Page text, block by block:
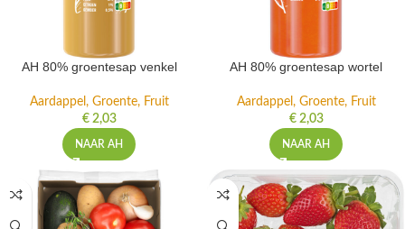
AH 80% groentesap venkel
Aardappel, Groente, Fruit
€2,03
NAAR AH
AH 80% groentesap wortel
Aardappel, Groente, Fruit
€2,03
NAAR AH